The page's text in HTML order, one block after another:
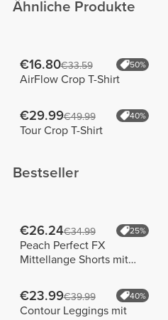
Ähnliche Produkte
€16.80€33.59 50%
AirFlow Crop T-Shirt
€29.99€49.99 40%
Tour Crop T-Shirt
Bestseller
€26.24€34.99 25%
Peach Perfect FX
Mittellange Shorts mit
€23.99€39.99 40%
Contour Leggings mit